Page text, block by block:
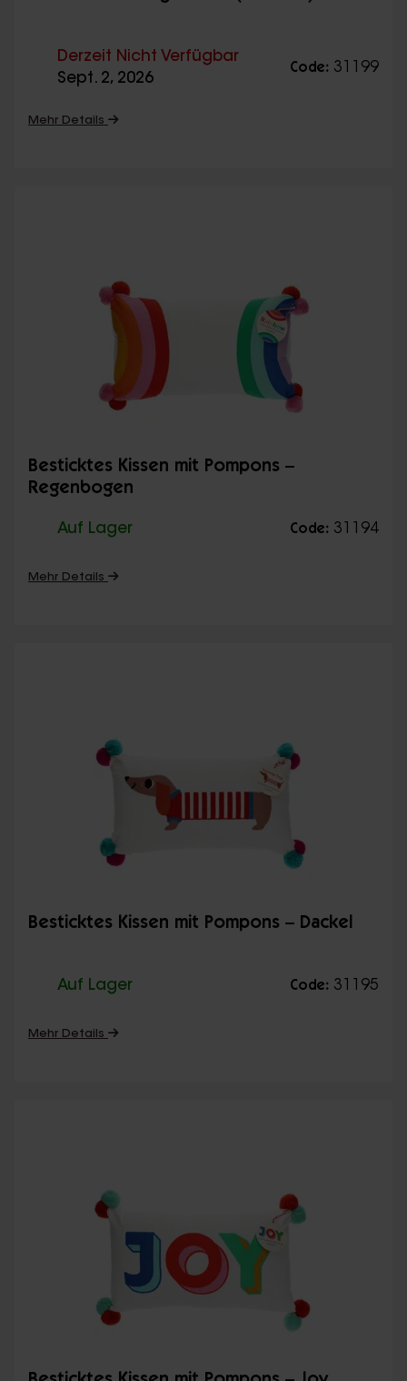
Derzeit Nicht Verfügbar
Sept. 2, 2026
Code: 31199
Mehr Details
Besticktes Kissen mit Pompons –
Regenbogen
Auf Lager Code: 31194
Mehr Details
Besticktes Kissen mit Pompons – Dackel
Auf Lager Code: 31195
Mehr Details